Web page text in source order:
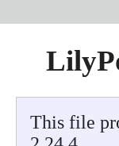
This file